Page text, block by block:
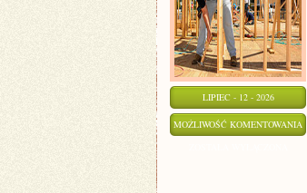
LIPIEC - 12 - 2026
MOŻLIWOŚĆ KOMENTOWANIA